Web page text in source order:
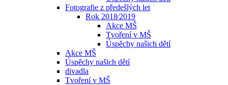
Fotografie z předešlých let
Rok 2018⁄2019
Akce MŠ
Tvoření v MŠ
Úspěchy našich dětí
Akce MŠ
Úspěchy našich dětí
divadla
Tvoření v MŠ